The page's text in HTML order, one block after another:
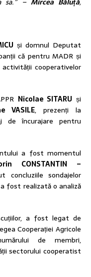
și domnul Deputat
că pentru MADR și
cooperativelor
Nicolae SITARU și
VASILE, prezenți la
de încurajare pentru
a fost momentul
CONSTANTIN –
concluziile sondajelor
fost realizată o analiză
a fost legat de
Cooperației Agricole
de membri,
sectorului cooperatist